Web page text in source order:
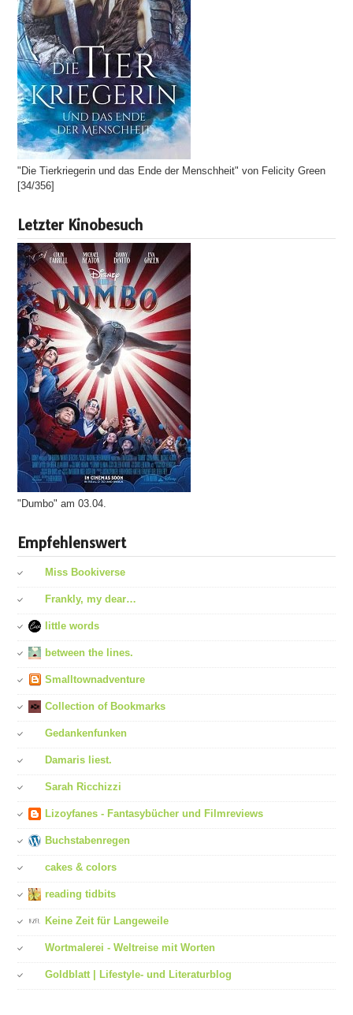
"Die Tierkriegerin und das Ende der Menschheit" von Felicity Green
[34/356]
Letzter Kinobesuch
"Dumbo" am 03.04.
Empfehlenswert
Miss Bookiverse
Frankly, my dear…
little words
between the lines.
Smalltownadventure
Collection of Bookmarks
Gedankenfunken
Damaris liest.
Sarah Ricchizzi
Lizoyfanes - Fantasybücher und Filmreviews
Buchstabenregen
cakes & colors
reading tidbits
Keine Zeit für Langeweile
Wortmalerei - Weltreise mit Worten
Goldblatt | Lifestyle- und Literaturblog